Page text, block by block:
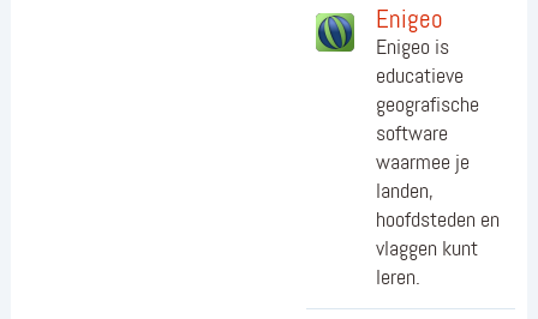
Enigeo
Enigeo is
educatieve
geografische
software
waarmee je
landen,
hoofdsteden en
vlaggen kunt
leren.